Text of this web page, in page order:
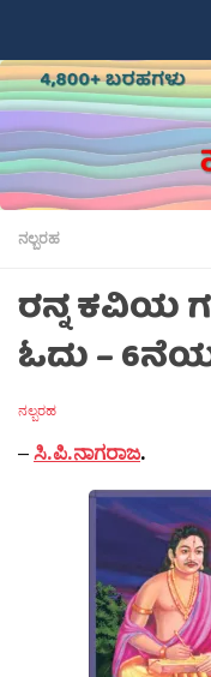
ನಲ್ಬರಹ
ರನ್ನ ಕವಿಯ
ಓದು –
ನಲ್ಬರಹ
–ಸಿ.ಪಿ.ನಾಗರಾಜ.